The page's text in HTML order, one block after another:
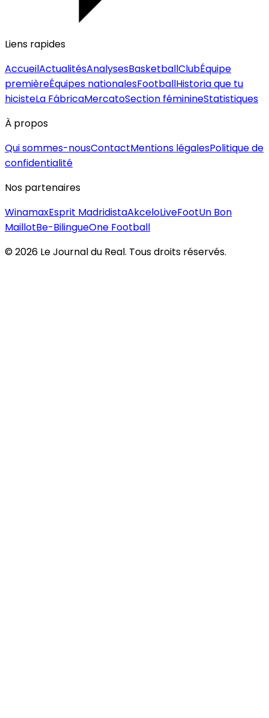
Liens rapides
AccueilActualitésAnalysesBasketballClubÉquipe
premièreÉquipes nationalesFootballHistoria que tu
hicisteLa FábricaMercatoSection féminineStatistiques
À propos
Qui sommes-nousContactMentions légalesPolitique de
confidentialité
Nos partenaires
WinamaxEsprit MadridistaAkceloLiveFootUn Bon
MaillotBe-BilingueOne Football
©2026 Le Journal du Real. Tous droits réservés.